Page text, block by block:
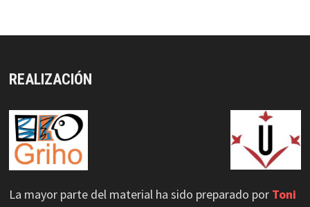
REALIZACIÓN
La mayor parte del material ha sido preparado por Toni